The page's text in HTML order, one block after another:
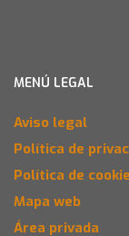
MENÚ LEGAL
Aviso legal
Política de
Política de
Mapa web
Área privada